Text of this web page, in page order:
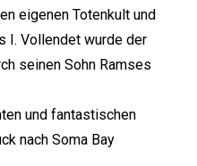
eigenen Totenkult und
I. Vollendet wurde der
seinen Sohn Ramses
und fantastischen
nach Soma Bay